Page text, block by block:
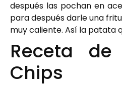
después las pochan en
para después darle una
muy caliente. Así la patata
Receta
Chips